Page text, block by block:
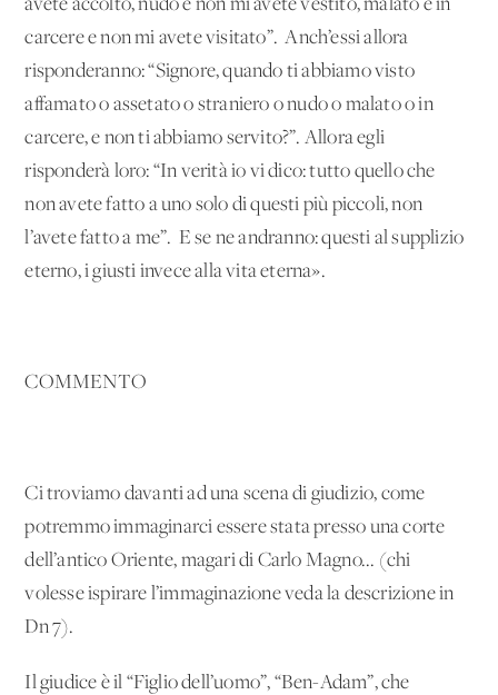
avete accolto, nudo e non mi avete vestito, malato e in
carcere e non mi avete visitato”. Anch’essi allora
risponderanno: “Signore, quando ti abbiamo visto
affamato o assetato o straniero o nudo o malato o in
carcere, e non ti abbiamo servito?”. Allora egli
risponderà loro: “In verità io vi dico: tutto quello che
non avete fatto a uno solo di questi più piccoli, non
l’avete fatto a me”. E se ne andranno: questi al supplizio
eterno, i giusti invece alla vita eterna».
COMMENTO
Ci troviamo davanti ad una scena di giudizio, come
potremmo immaginarci essere stata presso una corte
dell’antico Oriente, magari di Carlo Magno... (chi
volesse ispirare l’immaginazione veda la descrizione in
Dn 7).
Il giudice è il “Figlio dell’uomo”, “Ben-Adam”, che